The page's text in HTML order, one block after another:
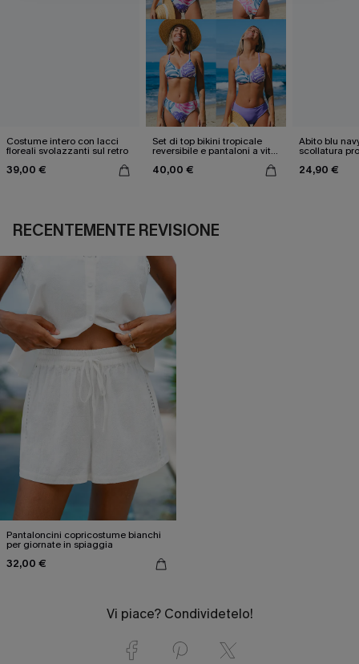
Costume intero con lacci
floreali svolazzanti sul retro
39,00 €
Set di top bikini tropicale
reversibile e pantaloni a vita
40,00 €
Abito blu
scollatura
24,90 €
RECENTEMENTE REVISIONE
Pantaloncini copricostume bianchi
per giornate in spiaggia
32,00 €
Vi piace? Condividetelo!